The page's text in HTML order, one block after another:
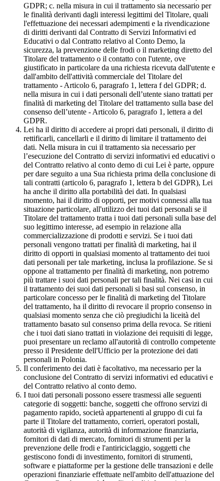
GDPR; c. nella misura in cui il trattamento sia necessario per
le finalità derivanti dagli interessi legittimi del Titolare, quali
l'effettuazione dei necessari adempimenti e la rivendicazione
di diritti derivanti dal Contratto di Servizi Informativi ed
Educativi o dal Contratto relativo al Conto Demo, la
sicurezza, la prevenzione delle frodi o il marketing diretto del
Titolare del trattamento o il contatto con l'utente, ove
giustificato in particolare da una richiesta ricevuta dall'utente e
dall'ambito dell'attività commerciale del Titolare del
trattamento - Articolo 6, paragrafo 1, lettera f del GDPR; d.
nella misura in cui i dati personali dell’utente siano trattati per
finalità di marketing del Titolare del trattamento sulla base del
consenso dell’utente - Articolo 6, paragrafo 1, lettera a del
GDPR.
Lei ha il diritto di accedere ai propri dati personali, il diritto di
rettificarli, cancellarli e il diritto di limitare il trattamento dei
dati. Nella misura in cui il trattamento sia necessario per
l’esecuzione del Contratto di servizi informativi ed educativi o
del Contratto relativo al conto demo di cui Lei è parte, oppure
per dare seguito a una Sua richiesta prima della conclusione di
tali contratti (articolo 6, paragrafo 1, lettera b del GDPR), Lei
ha anche il diritto alla portabilità dei dati. In qualsiasi
momento, hai il diritto di opporti, per motivi connessi alla tua
situazione particolare, all'utilizzo dei tuoi dati personali se il
Titolare del trattamento tratta i tuoi dati personali sulla base del
suo legittimo interesse, ad esempio in relazione alla
commercializzazione di prodotti e servizi. Se i tuoi dati
personali vengono trattati per finalità di marketing, hai il
diritto di opporti in qualsiasi momento al trattamento dei tuoi
dati personali per tale marketing, inclusa la profilazione. Se si
oppone al trattamento per finalità di marketing, non potremo
più trattare i suoi dati personali per tali finalità. Nei casi in cui
il trattamento dei suoi dati personali si basi sul consenso, in
particolare concesso per le finalità di marketing del Titolare
del trattamento, ha il diritto di revocare il proprio consenso in
qualsiasi momento senza che ciò pregiudichi la liceità del
trattamento basato sul consenso prima della revoca. Se ritieni
che i tuoi dati siano trattati in violazione dei requisiti di legge,
puoi presentare un reclamo all'autorità di controllo competente
presso il Presidente dell'Ufficio per la protezione dei dati
personali in Polonia.
Il conferimento dei dati è facoltativo, ma necessario per la
conclusione del Contratto di servizi informativi ed educativi e
del Contratto relativo al conto demo.
I tuoi dati personali possono essere trasmessi alle seguenti
categorie di soggetti: banche, soggetti che offrono servizi di
pagamento rapido, società appartenenti al gruppo di cui fa
parte il Titolare del trattamento, corrieri, operatori postali,
autorità di vigilanza, autorità di informazione finanziaria,
fornitori di dati di mercato, fornitori di strumenti per la
prevenzione delle frodi e l'antiriciclaggio, soggetti che
gestiscono fondi di investimento, fornitori di strumenti,
software e piattaforme per la gestione delle transazioni e delle
operazioni finanziarie effettuate nell'ambito dell'attuazione del